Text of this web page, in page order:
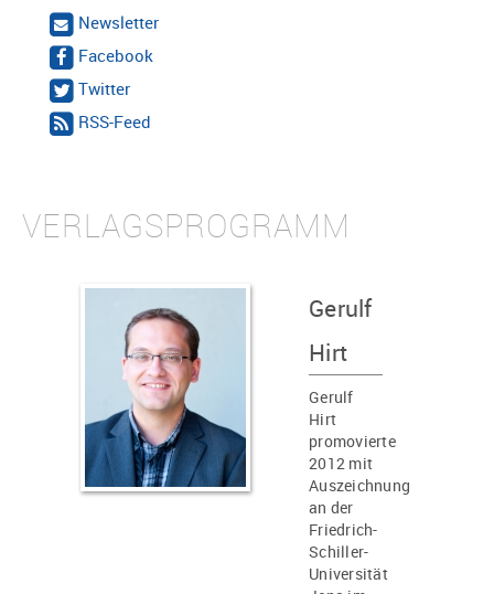
Newsletter
Facebook
Twitter
RSS-Feed
VERLAGSPROGRAMM
Gerulf
Hirt
Gerulf
Hirt
promovierte
2012 mit
Auszeichnung
an der
Friedrich-
Schiller-
Universität